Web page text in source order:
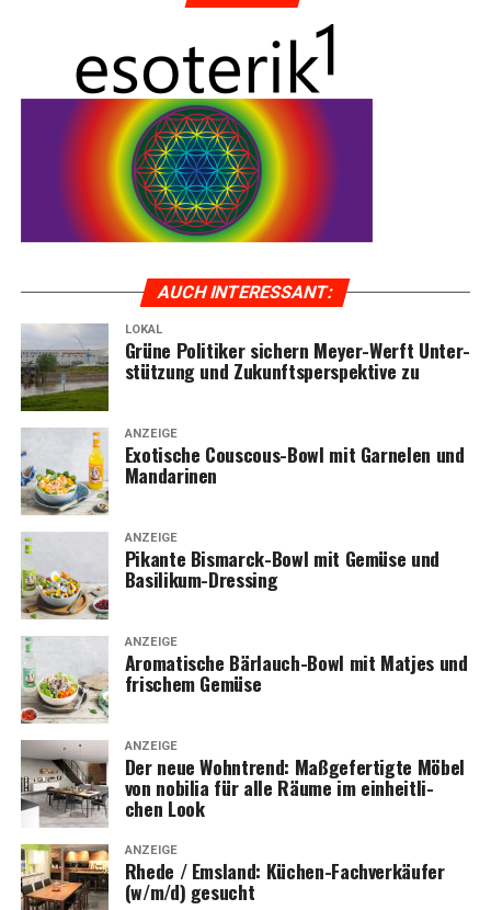
AUCH INTER­ES­SANT:
LOKAL
Grü­ne Poli­ti­ker sichern Mey­er-Werft Unter­
stüt­zung und Zukunfts­per­spek­ti­ve zu
ANZEIGE
Exo­ti­sche Cous­cous-Bowl mit Gar­ne­len und
Mandarinen
ANZEIGE
Pikan­te Bis­marck-Bowl mit Gemü­se und
Basilikum-Dressing
ANZEIGE
Aro­ma­ti­sche Bär­lauch-Bowl mit Mat­jes und
fri­schem Gemüse
ANZEIGE
Der neue Wohn­trend: Maß­ge­fer­tig­te Möbel
von nobi­lia für alle Räu­me im ein­heit­li­
chen Look
ANZEIGE
Rhe­de / Ems­land: Küchen-Fach­ver­käu­fer
(w/m/d) gesucht